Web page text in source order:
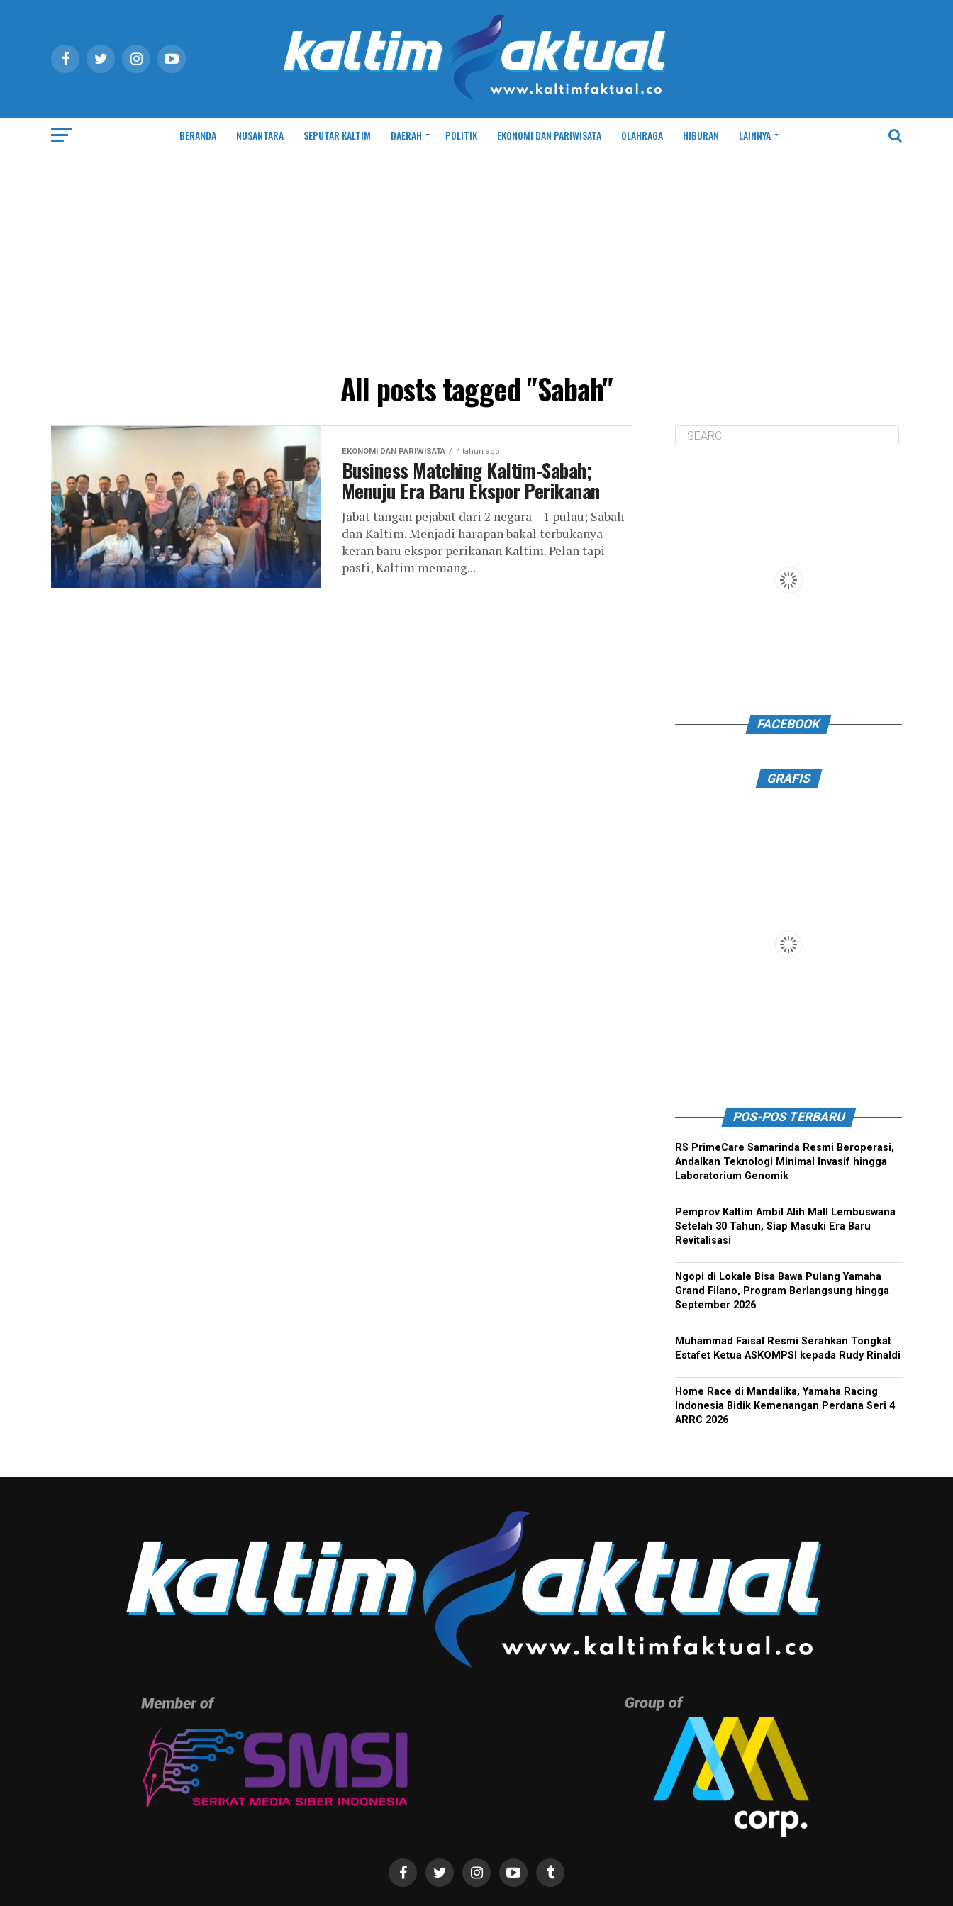
BERANDA NUSANTARA SEPUTAR KALTIM DAERAH POLITIK EKONOMI DAN PARIWISATA OLAHRAGA HIBURAN LAINNYA
All posts tagged "Sabah"
EKONOMI DAN PARIWISATA 4 tahun ago
Business Matching Kaltim-Sabah;
Menuju Era Baru Ekspor Perikanan
Jabat tangan pejabat dari 2 negara – 1 pulau; Sabah
dan Kaltim. Menjadi harapan bakal terbukanya
keran baru ekspor perikanan Kaltim. Pelan tapi
pasti, Kaltim memang...
FACEBOOK
GRAFIS
POS-POS TERBARU
RS PrimeCare Samarinda Resmi Beroperasi,
Andalkan Teknologi Minimal Invasif hingga
Laboratorium Genomik
Pemprov Kaltim Ambil Alih Mall Lembuswana
Setelah 30 Tahun, Siap Masuki Era Baru
Revitalisasi
Ngopi di Lokale Bisa Bawa Pulang Yamaha
Grand Filano, Program Berlangsung hingga
September 2026
Muhammad Faisal Resmi Serahkan Tongkat
Estafet Ketua ASKOMPSI kepada Rudy Rinaldi
Home Race di Mandalika, Yamaha Racing
Indonesia Bidik Kemenangan Perdana Seri 4
ARRC 2026